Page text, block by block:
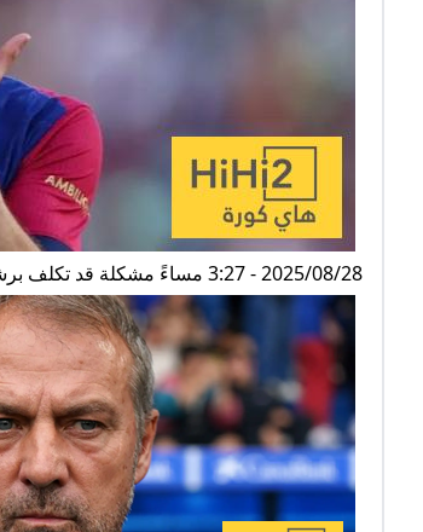
2025/08/28 - 3:27 مساءً مشكلة قد تكلف برشلونة خسارة لقب دوري أبطال أوروبا